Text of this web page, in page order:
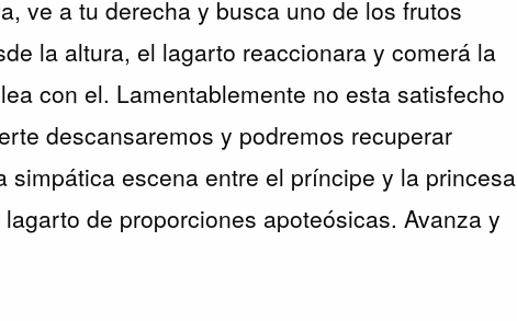
ve a tu derecha y busca uno de los frutos
la altura, el lagarto reaccionara y comerá la
con el. Lamentablemente no esta satisfecho
descansaremos y podremos recuperar
simpática escena entre el príncipe y la princesa
de proporciones apoteósicas. Avanza y